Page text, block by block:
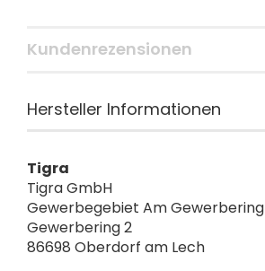
Kundenrezensionen
Hersteller Informationen
Tigra
Tigra GmbH
Gewerbegebiet Am Gewerbering
Gewerbering 2
86698 Oberdorf am Lech